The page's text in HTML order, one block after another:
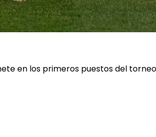
en los primeros puestos del torneo